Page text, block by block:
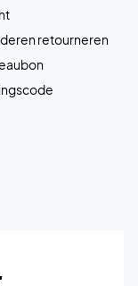
retourneren